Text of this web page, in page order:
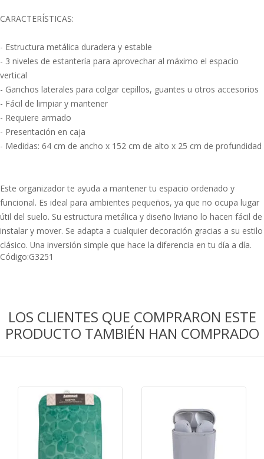
CARACTERÍSTICAS:
- Estructura metálica duradera y estable
- 3 niveles de estantería para aprovechar al máximo el espacio
vertical
- Ganchos laterales para colgar cepillos, guantes u otros accesorios
- Fácil de limpiar y mantener
- Requiere armado
- Presentación en caja
- Medidas: 64 cm de ancho x 152 cm de alto x 25 cm de profundidad
Este organizador te ayuda a mantener tu espacio ordenado y
funcional. Es ideal para ambientes pequeños, ya que no ocupa lugar
útil del suelo. Su estructura metálica y diseño liviano lo hacen fácil de
instalar y mover. Se adapta a cualquier decoración gracias a su estilo
clásico. Una inversión simple que hace la diferencia en tu día a día.
Código:G3251
LOS CLIENTES QUE COMPRARON ESTE
PRODUCTO TAMBIÉN HAN COMPRADO